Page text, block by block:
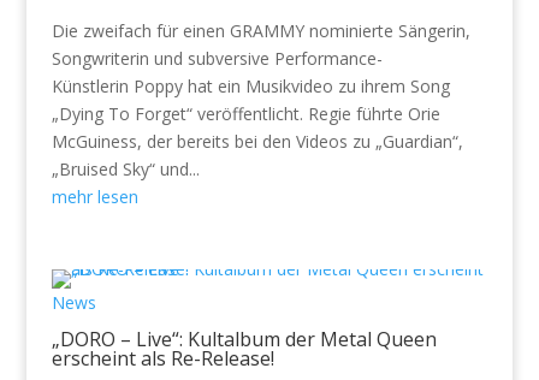
Die zweifach für einen GRAMMY nominierte Sängerin,
Songwriterin und subversive Performance-
Künstlerin Poppy hat ein Musikvideo zu ihrem Song
„Dying To Forget“ veröffentlicht. Regie führte Orie
McGuiness, der bereits bei den Videos zu „Guardian“,
„Bruised Sky“ und...
mehr lesen
News
„DORO – Live“: Kultalbum der Metal Queen
erscheint als Re-Release!